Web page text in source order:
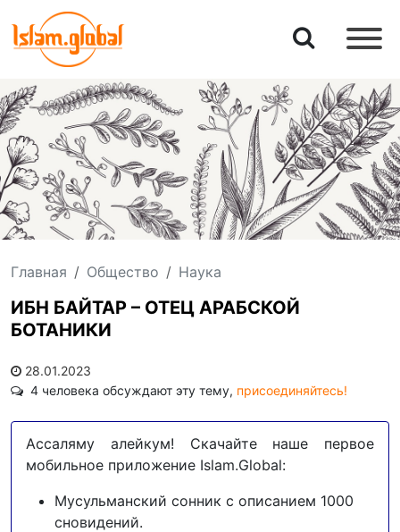
Главная Общество Наука
ИБН БАЙТАР – ОТЕЦ АРАБСКОЙ
БОТАНИКИ
28.01.2023
4 человека обсуждают эту тему, присоединяйтесь!
Ассаляму алейкум! Скачайте наше первое
мобильное приложение Islam.Global:
Мусульманский сонник с описанием 1000
сновидений.